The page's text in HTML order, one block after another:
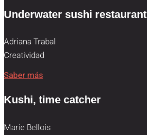
Underwater sushi restaurant
Adriana Trabal
Creatividad
Saber más
Kushi, time catcher
Marie Bellois